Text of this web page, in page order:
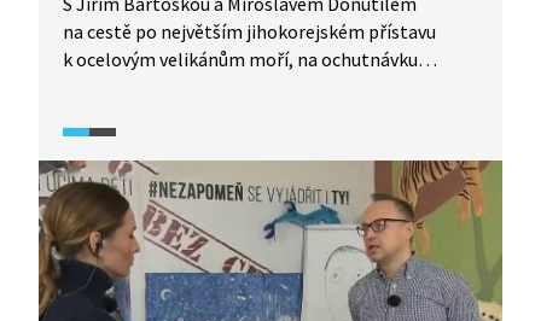
na cestě po největším jihokorejském přístavu
k ocelovým velikánům moří, na ochutnávku
Vydejte se s námi do země, která skýtá tisíce
možností.